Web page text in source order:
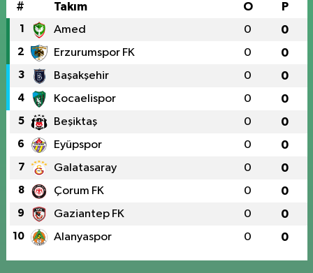
# Takım O P
1 Amed 0 0
2 Erzurumspor FK 0 0
3 Başakşehir 0 0
4 Kocaelispor 0 0
5 Beşiktaş 0 0
6 Eyüpspor 0 0
7 Galatasaray 0 0
8 Çorum FK 0 0
9 Gaziantep FK 0 0
10 Alanyaspor 0 0